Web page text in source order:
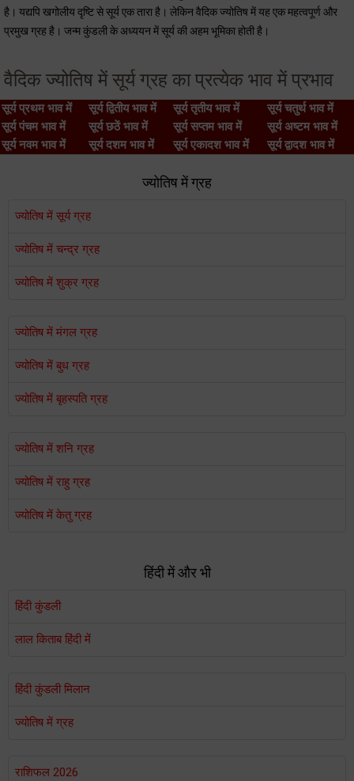
है। यद्यपि खगोलीय दृष्टि से सूर्य एक तारा है। लेकिन वैदिक ज्योतिष में यह एक महत्वपूर्ण और
प्रमुख ग्रह है। जन्म कुंडली के अध्ययन में सूर्य की अहम भूमिका होती है।
वैदिक ज्योतिष में सूर्य ग्रह का प्रत्येक भाव में प्रभाव
सूर्य प्रथम भाव में सूर्य द्वितीय भाव में सूर्य तृतीय भाव में
सूर्य चतुर्थ भाव में
सूर्य पंचम भाव में
सूर्य छठें भाव में सूर्य सप्तम भाव में
सूर्य अष्टम भाव में
सूर्य नवम भाव में
सूर्य दशम भाव में सूर्य एकादश भाव में सूर्य द्वादश भाव में
ज्योतिष में ग्रह
ज्योतिष में सूर्य ग्रह
ज्योतिष में चन्द्र ग्रह
ज्योतिष में शुक्र ग्रह
ज्योतिष में मंगल ग्रह
ज्योतिष में बुध ग्रह
ज्योतिष में बृहस्पति ग्रह
ज्योतिष में शनि ग्रह
ज्योतिष में राहु ग्रह
ज्योतिष में केतु ग्रह
हिंदी में और भी
हिंदी कुंडली
लाल किताब हिंदी में
हिंदी कुंडली मिलान
ज्योतिष में ग्रह
राशिफल 2026